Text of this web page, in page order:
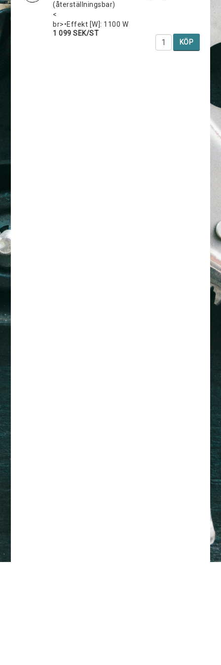
(återställningsbar)
<
br>•Effekt [W]: 1100 W
1 099 SEK/ST
KÖP